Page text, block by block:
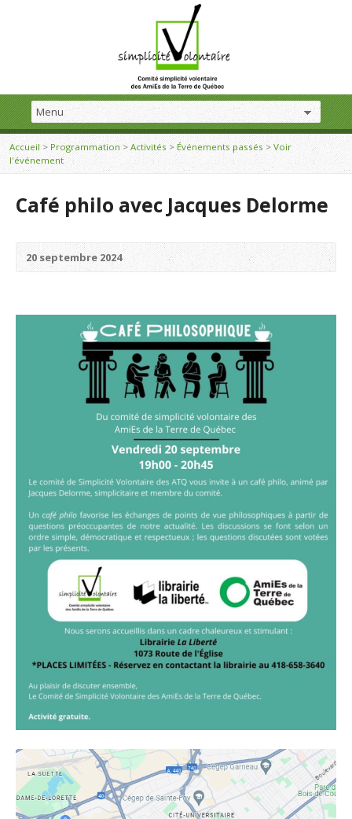
Accueil> Programmation> Activités > Événements passés > Voir
l'événement
Café philo avec Jacques Delorme
20 septembre 2024